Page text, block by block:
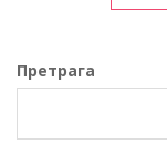
Претрага